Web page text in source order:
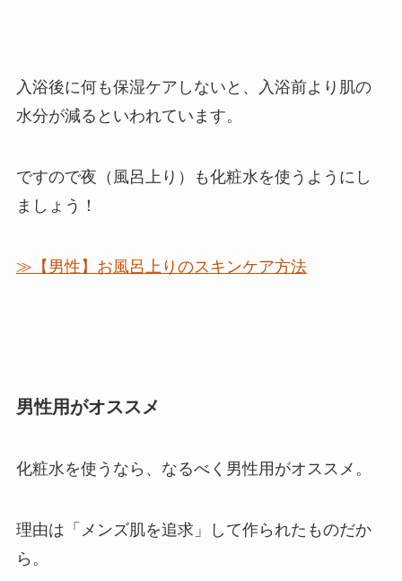
入浴後に何も保湿ケアしないと、入浴前より肌の
水分が減るといわれています。
ですので夜（風呂上り）も化粧水を使うようにし
ましょう！
≫【男性】お風呂上りのスキンケア方法
男性用がオススメ
化粧水を使うなら、 なるべく男性用がオススメ。
理由は「メンズ肌を追求」して作られたものだか
ら。